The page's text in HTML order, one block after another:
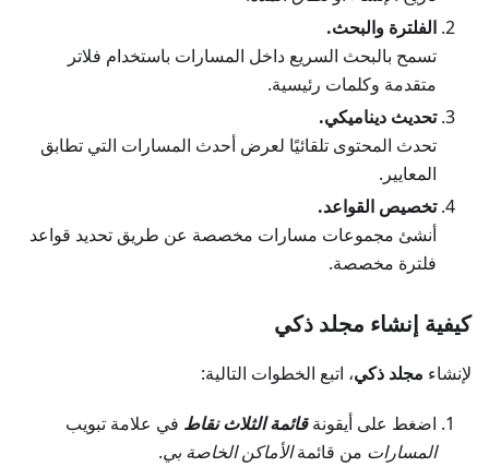
الفلترة والبحث.
تسمح بالبحث السريع داخل المسارات باستخدام فلاتر
متقدمة وكلمات رئيسية.
تحديث ديناميكي.
تحدث المحتوى تلقائيًا لعرض أحدث المسارات التي تطابق
المعايير.
تخصيص القواعد.
أنشئ مجموعات مسارات مخصصة عن طريق تحديد قواعد
فلترة مخصصة.
كيفية إنشاء مجلد ذكي
لإنشاء مجلد ذكي، اتبع الخطوات التالية:
اضغط على أيقونةقائمة الثلاث نقاط في علامة تبويب
المسارات من قائمةالأماكن الخاصة بي.